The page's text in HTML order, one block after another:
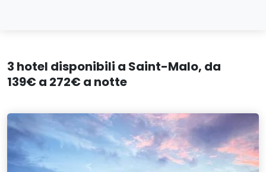
3 hotel disponibili a Saint-Malo, da
139€ a 272€ a notte